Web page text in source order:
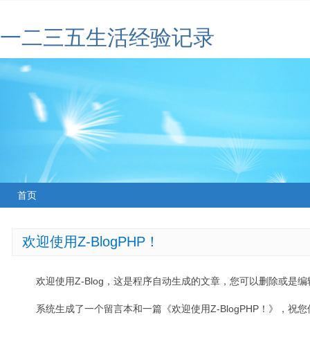
一二三五生活经验记录
首页
欢迎使用Z-BlogPHP！
欢迎使用Z-Blog，这是程序自动生成的文章，您可以删除或是编
系统生成了一个留言本和一篇《欢迎使用Z-BlogPHP！》，祝